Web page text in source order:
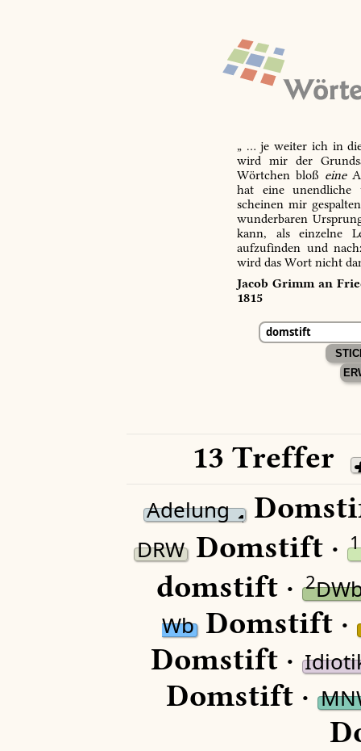
„ … je weiter ich in
wird mir der
Wörtchen bloß eine
hat eine unendliche
scheinen mir
wunderbaren
kann, als einzelne
aufzufinden und
wird das Wort nicht
Jacob Grimm an
1815
13 Treffer
Adelung
DRWDomstift · 1
domstift ·2
WbDomstift ·
Domstift ·
Domstift ·